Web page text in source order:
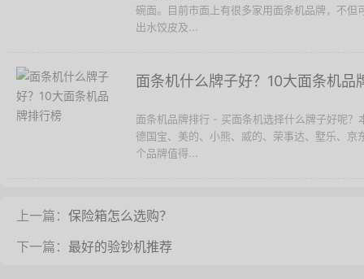
碗面。目前市面上有很多家用面条机品牌，不
出水饺皮及...
面条机什么牌子好？10大面条机品
面条机品牌排行 - 买面条机选择什么牌子好呢
德国宝、美的、小熊、威的、荣事达、墅乐、
个品牌值得...
上一篇： 保险箱怎么选购？
下一篇： 最好的验钞机推荐